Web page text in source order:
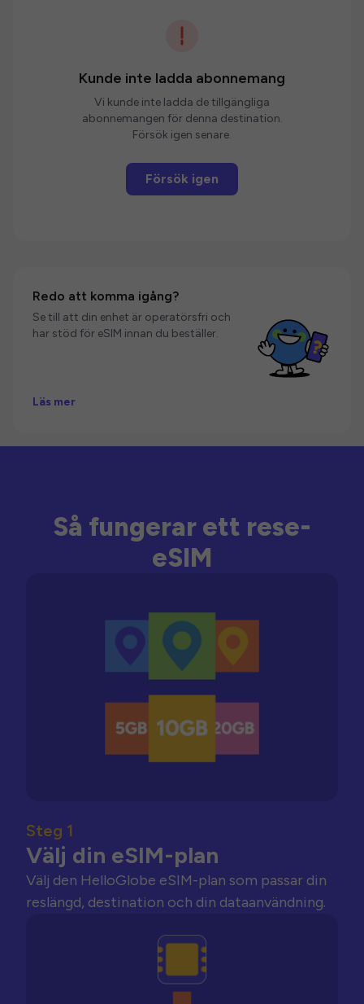
Kunde inte ladda abonnemang
Vi kunde inte ladda de tillgängliga
abonnemangen för denna destination.
Försök igen senare.
Försök igen
Redo att komma igång?
Se till att din enhet är operatörsfri och
har stöd för eSIM innan du beställer.
Läs mer
Så fungerar ett rese-
eSIM
Steg 1
Välj din eSIM-plan
Välj den HelloGlobe eSIM-plan som passar din
reslängd, destination och din dataanvändning.